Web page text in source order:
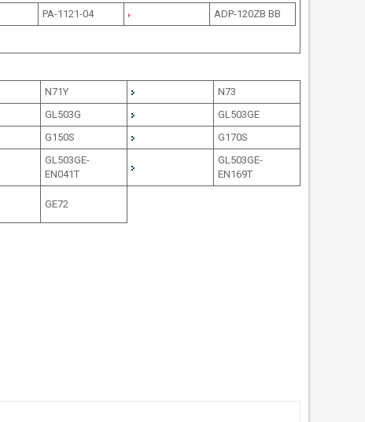
PA-1121-04
ADP-120ZB BB
N71Y
N73
GL503G
GL503GE
G150S G170S
GL503GE-
EN041T
GL503GE-
EN169T
GE72